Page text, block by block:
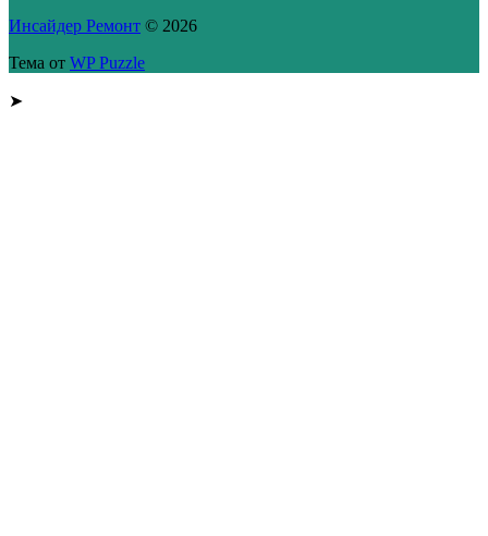
Инсайдер Ремонт © 2026
Тема от WP Puzzle
➤